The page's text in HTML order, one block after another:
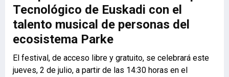
Tecnológico de Euskadi con el
talento musical de personas del
ecosistema Parke
El festival, de acceso libre y gratuito, se celebrará este
jueves, 2 de julio, a partir de las 14:30 horas en el